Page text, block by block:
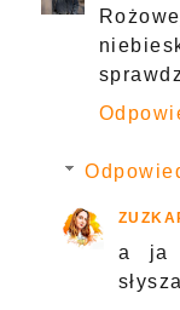
a ja